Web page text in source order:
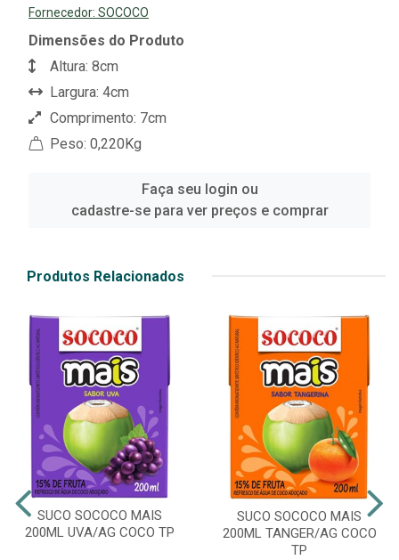
Fornecedor: SOCOCO
Dimensões do Produto
Altura: 8cm
Largura: 4cm
Comprimento: 7cm
Peso: 0,220Kg
Faça seu login ou
cadastre-se para ver preços e comprar
Produtos Relacionados
SUCO SOCOCO MAIS
200ML UVA/AG COCO TP
SUCO SOCOCO MAIS
200ML TANGER/AG COCO
TP